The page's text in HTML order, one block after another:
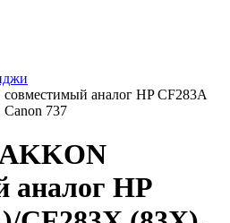
аналог HP CF283A
737
аналог HP